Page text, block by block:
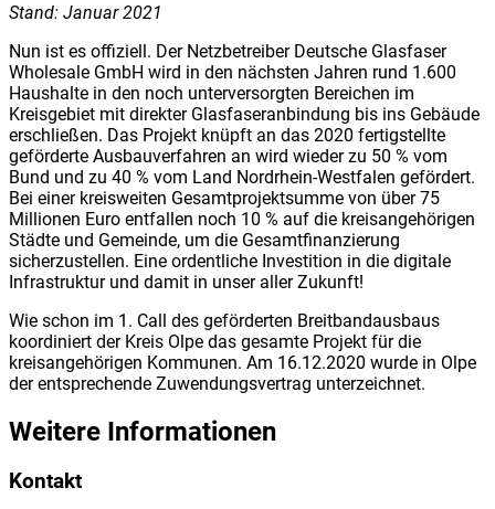
Stand: Januar 2021
Nun ist es offiziell. Der Netzbetreiber Deutsche Glasfaser
Wholesale GmbH wird in den nächsten Jahren rund 1.600
Haushalte in den noch unterversorgten Bereichen im
Kreisgebiet mit direkter Glasfaseranbindung bis ins Gebäude
erschließen. Das Projekt knüpft an das 2020 fertigstellte
geförderte Ausbauverfahren an wird wieder zu 50 % vom
Bund und zu 40 % vom Land Nordrhein-Westfalen gefördert.
Bei einer kreisweiten Gesamtprojektsumme von über 75
Millionen Euro entfallen noch 10 % auf die kreisangehörigen
Städte und Gemeinde, um die Gesamtfinanzierung
sicherzustellen. Eine ordentliche Investition in die digitale
Infrastruktur und damit in unser aller Zukunft!
Wie schon im 1. Call des geförderten Breitbandausbaus
koordiniert der Kreis Olpe das gesamte Projekt für die
kreisangehörigen Kommunen. Am 16.12.2020 wurde in Olpe
der entsprechende Zuwendungsvertrag unterzeichnet.
Weitere Informationen
Kontakt